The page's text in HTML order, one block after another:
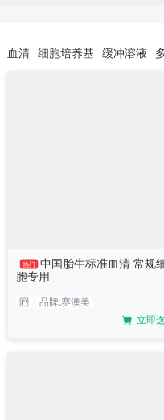
血清 细胞培养基 缓冲溶液
热门
中国胎牛标准血清 常规
胞专用
品牌:赛澳美
立即